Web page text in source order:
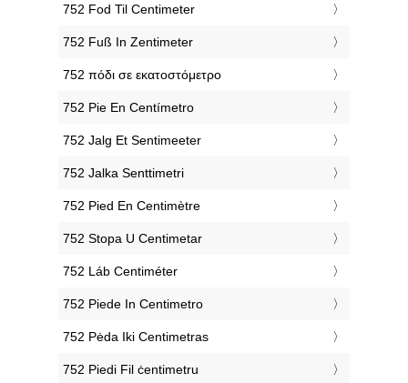
‎752 Fod Til Centimeter
‎752 Fuß In Zentimeter
‎752 πόδι σε εκατοστόμετρο
‎752 Pie En Centímetro
‎752 Jalg Et Sentimeeter
‎752 Jalka Senttimetri
‎752 Pied En Centimètre
‎752 Stopa U Centimetar
‎752 Láb Centiméter
‎752 Piede In Centimetro
‎752 Pėda Iki Centimetras
‎752 Piedi Fil ċentimetru